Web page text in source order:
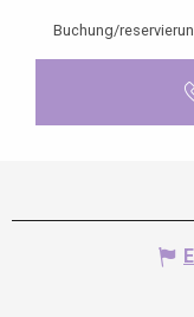
Buchung/